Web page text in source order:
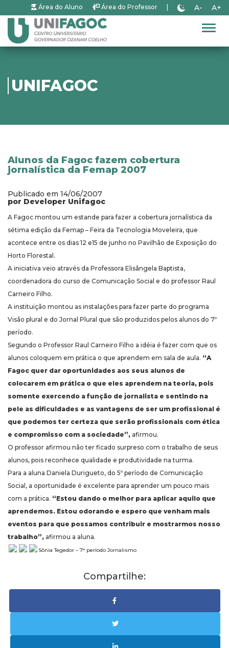
Área do Aluno Área do Professor A- A+
UNIFAGOC
Alunos da Fagoc fazem cobertura
jornalística da Femap 2007
Publicado em 14/06/2007
por Developer Unifagoc
A Fagoc montou um estande para fazer a cobertura jornalística da
sétima edição da Femap – Feira da Tecnologia Moveleira, que
acontece entre os dias 12 e15 de junho no Pavilhão de Exposição do
Horto Florestal.
A iniciativa veio através da Professora Elisângela Baptista,
coordenadora do curso de Comunicação Social e do professor Raul
Carneiro Filho.
A instituição montou as instalações para fazer parte do programa
Visão plural e do Jornal Plural que são produzidos pelos alunos do 7º
período.
Segundo o Professor Raul Carneiro Filho a idéia é fazer com que os
alunos coloquem em prática o que aprendem em sala de aula. “A
Fagoc quer dar oportunidades aos seus alunos de
colocarem em prática o que eles aprendem na teoria, pois
somente exercendo a função de jornalista e sentindo na
pele as dificuldades e as vantagens de ser um profissional é
que podemos ter certeza que serão profissionais com ética
e compromisso com a sociedade”, afirmou.
O professor afirmou não ter ficado surpreso com o trabalho de seus
alunos, pois reconhece qualidade e produtividade na turma.
Para a aluna Daniela Durigueto, do 5º período de Comunicação
Social, a oportunidade é excelente para aprender um pouco mais
com a prática. “Estou dando o melhor para aplicar aquilo que
aprendemos. Estou odorando e espero que venham mais
eventos para que possamos contribuir e mostrarmos nosso
trabalho”, afirmou a aluna.
Sônia Tegedor – 7° período Jornalismo
Compartilhe: